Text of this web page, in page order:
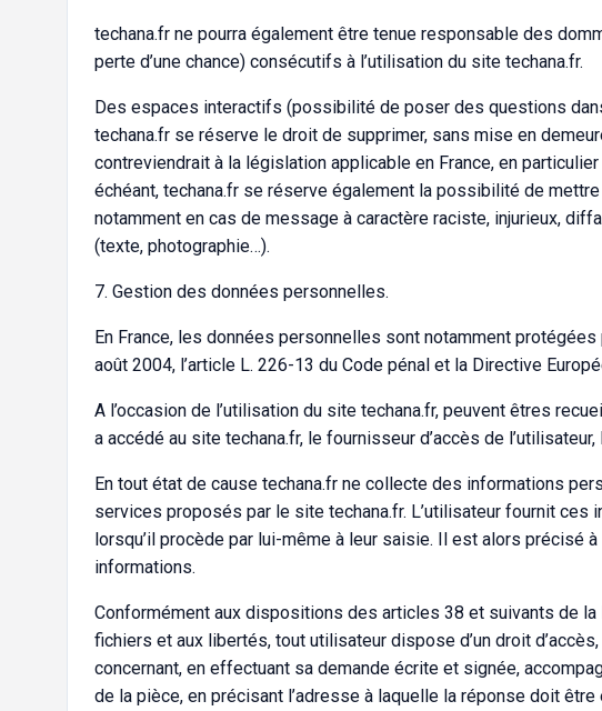
techana.fr ne pourra également être tenue responsable des
perte d’une chance) consécutifs à l’utilisation du site techana.fr.
Des espaces interactifs (possibilité de poser des questions
techana.fr se réserve le droit de supprimer, sans mise en
contreviendrait à la législation applicable en France, en
échéant, techana.fr se réserve également la possibilité de
notamment en cas de message à caractère raciste, injurieux,
(texte, photographie…).
7. Gestion des données personnelles.
En France, les données personnelles sont notamment
août 2004, l’article L. 226-13 du Code pénal et la Directive
A l’occasion de l’utilisation du site techana.fr, peuvent êtres
a accédé au site techana.fr, le fournisseur d’accès de
En tout état de cause techana.fr ne collecte des informations
services proposés par le site techana.fr. L’utilisateur fournit
lorsqu’il procède par lui-même à leur saisie. Il est alors précisé
informations.
Conformément aux dispositions des articles 38 et suivants de
fichiers et aux libertés, tout utilisateur dispose d’un droit
concernant, en effectuant sa demande écrite et signée,
de la pièce, en précisant l’adresse à laquelle la réponse doit être